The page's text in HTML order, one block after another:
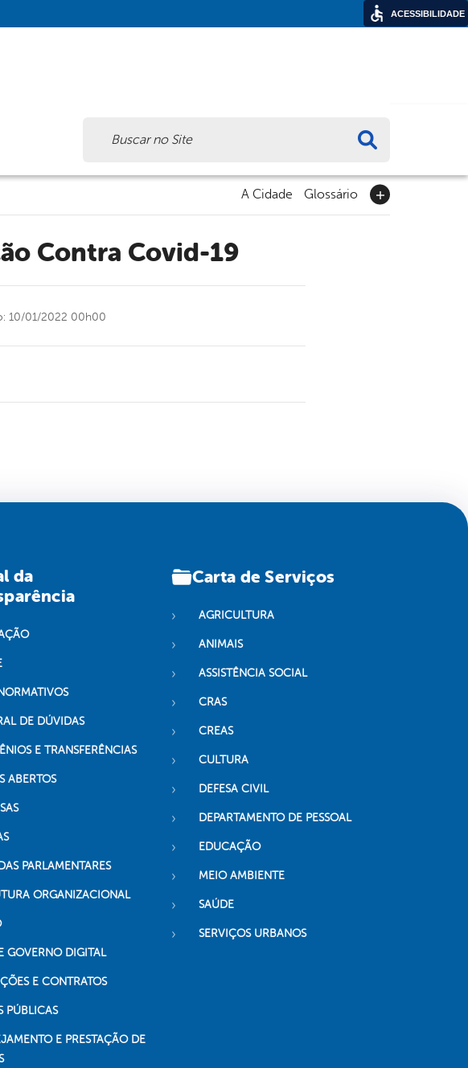
A Cidade Glossário
Contra Covid-19
10/01/2022 00h00
da
DE DÚVIDAS
E TRANSFERÊNCIAS
ABERTOS
PARLAMENTARES
ORGANIZACIONAL
GOVERNO DIGITAL
E CONTRATOS
PÚBLICAS
E PRESTAÇÃO DE
Carta de Serviços
AGRICULTURA
ANIMAIS
ASSISTÊNCIA SOCIAL
CRAS
CREAS
CULTURA
DEFESA CIVIL
DEPARTAMENTO DE PESSOAL
EDUCAÇÃO
MEIO AMBIENTE
SAÚDE
SERVIÇOS URBANOS
ACESSIBILIDADE